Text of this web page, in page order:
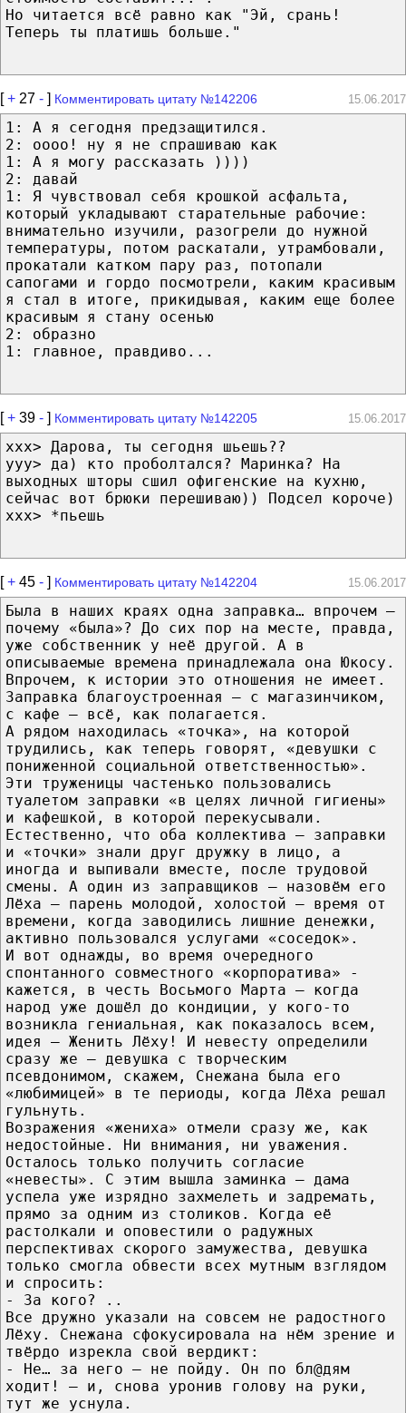
Но читается всё равно как "Эй, срань!
Теперь ты платишь больше."
[+ 27 - ] Комментировать цитату №142206 15.06.2017
1: А я сегодня предзащитился.
2: оооо! ну я не спрашиваю как
1: А я могу рассказать ))))
2: давай
1: Я чувствовал себя крошкой асфальта,
который укладывают старательные рабочие:
внимательно изучили, разогрели до нужной
температуры, потом раскатали, утрамбовали,
прокатали катком пару раз, потопали
сапогами и гордо посмотрели, каким красивым
я стал в итоге, прикидывая, каким еще более
красивым я стану осенью
2: образно
1: главное, правдиво...
[+ 39 - ] Комментировать цитату №142205 15.06.2017
xxx> Дарова, ты сегодня шьешь??
yyy> да) кто проболтался? Маринка? На
выходных шторы сшил офигенские на кухню,
сейчас вот брюки перешиваю)) Подсел короче)
xxx> *пьешь
[+ 45 - ] Комментировать цитату №142204 15.06.2017
Была в наших краях одна заправка… впрочем –
почему «была»? До сих пор на месте, правда,
уже собственник у неё другой. А в
описываемые времена принадлежала она Юкосу.
Впрочем, к истории это отношения не имеет.
Заправка благоустроенная – с магазинчиком,
с кафе – всё, как полагается.
А рядом находилась «точка», на которой
трудились, как теперь говорят, «девушки с
пониженной социальной ответственностью».
Эти труженицы частенько пользовались
туалетом заправки «в целях личной гигиены»
и кафешкой, в которой перекусывали.
Естественно, что оба коллектива – заправки
и «точки» знали друг дружку в лицо, а
иногда и выпивали вместе, после трудовой
смены. А один из заправщиков – назовём его
Лёха – парень молодой, холостой – время от
времени, когда заводились лишние денежки,
активно пользовался услугами «соседок».
И вот однажды, во время очередного
спонтанного совместного «корпоратива» -
кажется, в честь Восьмого Марта – когда
народ уже дошёл до кондиции, у кого-то
возникла гениальная, как показалось всем,
идея – Женить Лёху! И невесту определили
сразу же – девушка с творческим
псевдонимом, скажем, Снежана была его
«любимицей» в те периоды, когда Лёха решал
гульнуть.
Возражения «жениха» отмели сразу же, как
недостойные. Ни внимания, ни уважения.
Осталось только получить согласие
«невесты». С этим вышла заминка – дама
успела уже изрядно захмелеть и задремать,
прямо за одним из столиков. Когда её
растолкали и оповестили о радужных
перспективах скорого замужества, девушка
только смогла обвести всех мутным взглядом
и спросить:
- За кого? ..
Все дружно указали на совсем не радостного
Лёху. Снежана сфокусировала на нём зрение и
твёрдо изрекла свой вердикт:
- Не… за него – не пойду. Он по бл@дям
ходит! – и, снова уронив голову на руки,
тут же уснула.